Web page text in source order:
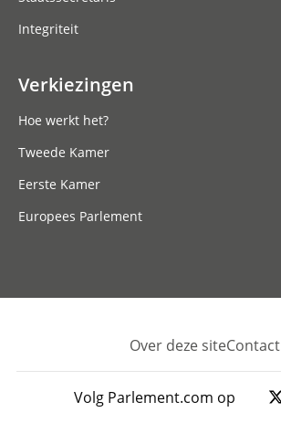
Integriteit
Verkiezingen
Hoe werkt het?
Tweede Kamer
Eerste Kamer
Europees Parlement
Footer
Over deze siteContact
Volg Parlement.com op